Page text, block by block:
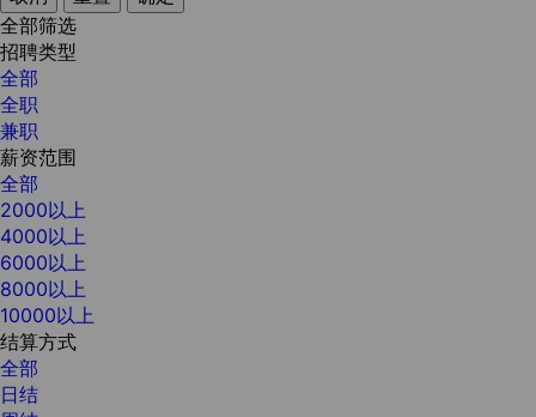
全部筛选
招聘类型
全部
全职
兼职
薪资范围
全部
2000以上
4000以上
6000以上
8000以上
10000以上
结算方式
全部
日结